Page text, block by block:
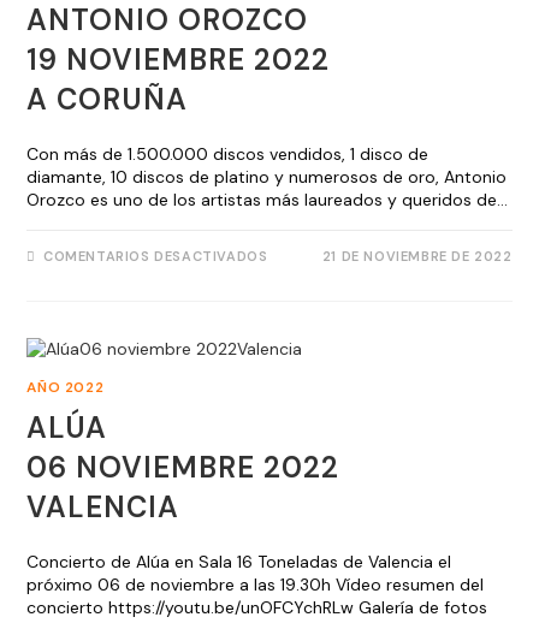
ANTONIO OROZCO
19 NOVIEMBRE 2022
A CORUÑA
Con más de 1.500.000 discos vendidos, 1 disco de
diamante, 10 discos de platino y numerosos de oro, Antonio
Orozco es uno de los artistas más laureados y queridos de…
COMENTARIOS DESACTIVADOS 21 DE NOVIEMBRE DE 2022
AÑO 2022
ALÚA
06 NOVIEMBRE 2022
VALENCIA
Concierto de Alúa en Sala 16 Toneladas de Valencia el
próximo 06 de noviembre a las 19.30h Vídeo resumen del
concierto https://youtu.be/unOFCYchRLw Galería de fotos